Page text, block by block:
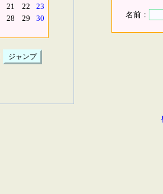
21 22
23
28 29
30
名前：